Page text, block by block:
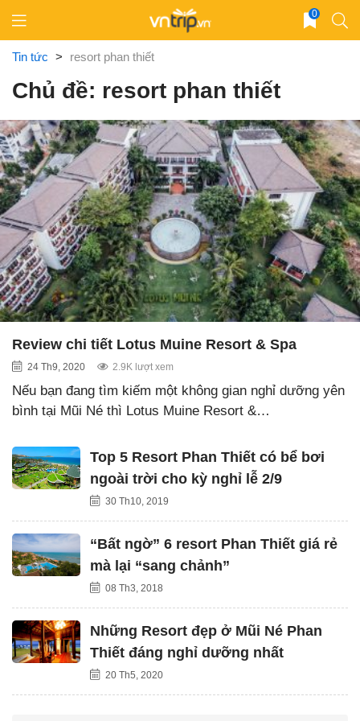
content
0
Tin tức > resort phan thiết
Chủ đề: resort phan thiết
Review chi tiết Lotus Muine Resort & Spa
24 Th9, 2020 2.9K lượt xem
Nếu bạn đang tìm kiếm một không gian nghỉ dưỡng yên
bình tại Mũi Né thì Lotus Muine Resort &…
Top 5 Resort Phan Thiết có bể bơi
ngoài trời cho kỳ nghỉ lễ 2/9
30 Th10, 2019
“Bất ngờ” 6 resort Phan Thiết giá rẻ
mà lại “sang chảnh”
08 Th3, 2018
Những Resort đẹp ở Mũi Né Phan
Thiết đáng nghỉ dưỡng nhất
20 Th5, 2020